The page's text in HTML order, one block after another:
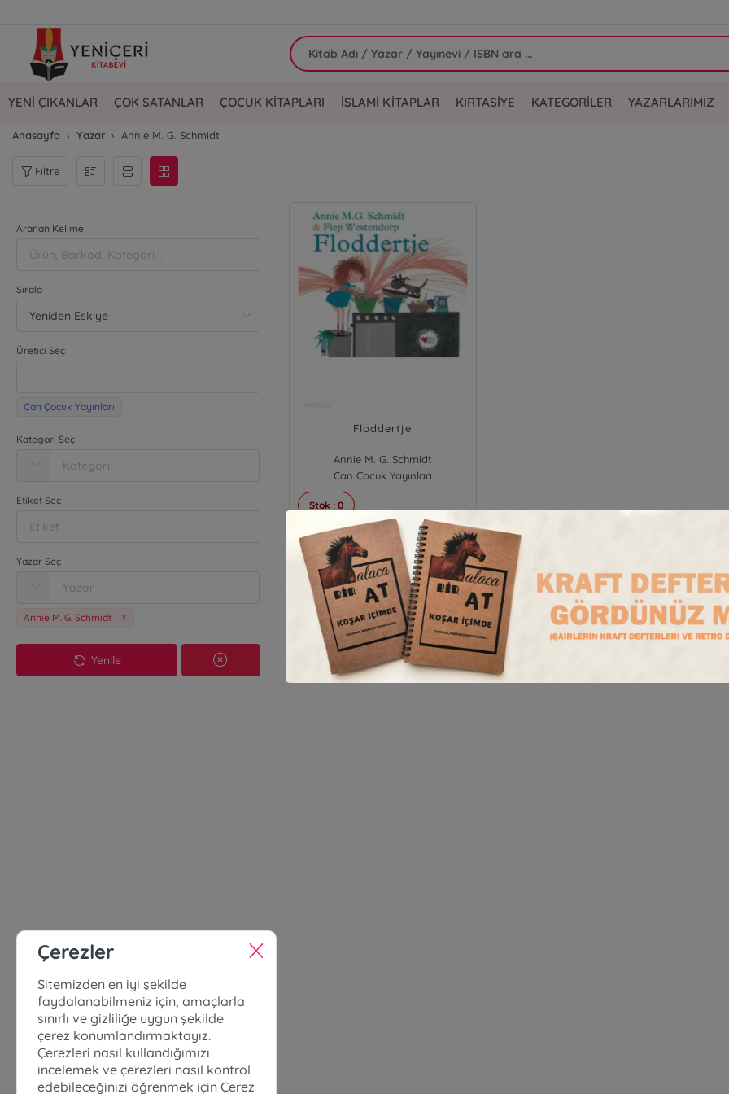
YENİ ÇIKANLAR ÇOK SATANLAR ÇOCUK KİTAPLARI İSLAMİ KİTAPLAR KIRTASİYE KATEGORİLER YAZARLARIMIZ
Anasayfa Yazar Annie M. G. Schmidt
Filtre
Aranan Kelime
Sırala
Üretici Seç
Can Çocuk Yayınları
Kategori Seç
Etiket Seç
Yazar Seç
Annie M. G. Schmidt
Yenile
Floddertje
Annie M. G. Schmidt
Can Çocuk Yayınları
Stok : 0
₺990,00
Çerezler
Sitemizden en iyi şekilde
faydalanabilmeniz için, amaçlarla
sınırlı ve gizliliğe uygun şekilde
çerez konumlandırmaktayız.
Çerezleri nasıl kullandığımızı
incelemek ve çerezleri nasıl kontrol
edebileceğinizi öğrenmek için Çerez